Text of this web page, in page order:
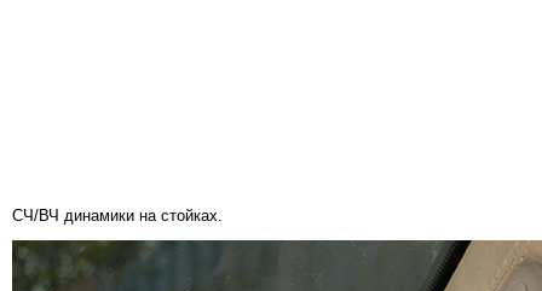
СЧ/ВЧ динамики на стойках.